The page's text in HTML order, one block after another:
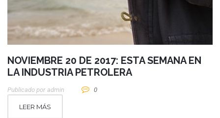
NOVIEMBRE 20 DE 2017: ESTA SEMANA EN
LA INDUSTRIA PETROLERA
Publicado por Admin 0
LEER MÁS